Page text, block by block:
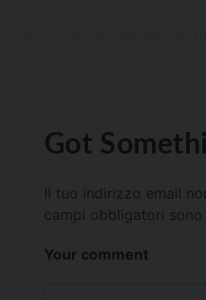
Got
Il tuo indirizzo email
campi obbligatori sono
Your comment